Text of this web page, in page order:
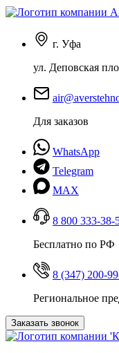
г. Уфа
ул. Деповская
Для заказов
WhatsApp
Telegram
MAX
8 800 333-38-
Бесплатно по РФ
8 (347) 200-
Региональное
Заказать звонок